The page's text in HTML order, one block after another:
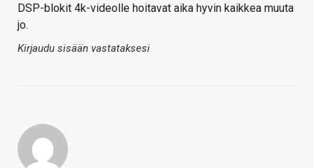
DSP-blokit 4k-videolle hoitavat aika hyvin kaikkea muuta
jo.
Kirjaudu sisään vastataksesi